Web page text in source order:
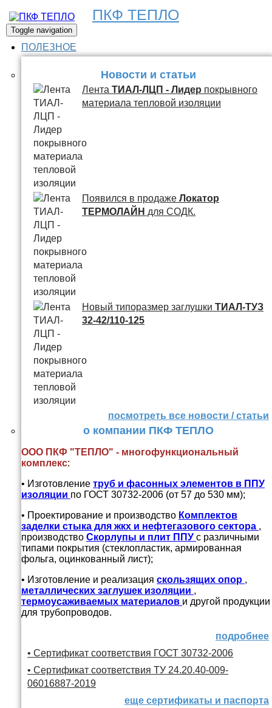
ПКФ ТЕПЛО
Toggle navigation
ПОЛЕЗНОЕ
Новости и статьи
Лента ТИАЛ-ЛЦП - Лидер покрывного
материала тепловой изоляции
Появился в продаже Локатор
ТЕРМОЛАЙН для СОДК.
Новый типоразмер заглушки ТИАЛ-ТУЗ
32-42/110-125
посмотреть все новости / статьи
о компании ПКФ ТЕПЛО
ООО ПКФ "ТЕПЛО" - многофункциональный
комплекс:
• Изготовление труб и фасонных элементов в ППУ
изоляции по ГОСТ 30732-2006 (от 57 до 530 мм);
• Проектирование и производство Комплектов
заделки стыка для жкх и нефтегазового сектора ,
производство Скорлупы и плит ППУ с различными
типами покрытия (стеклопластик, армированная
фольга, оцинкованный лист);
• Изготовление и реализация скользящих опор ,
металлических заглушек изоляции ,
термоусаживаемых материалов и другой продукции
для трубопроводов.
подробнее
• Сертификат соответствия ГОСТ 30732-2006
• Сертификат соответствия ТУ 24.20.40-009-
06016887-2019
еще сертификаты и паспорта